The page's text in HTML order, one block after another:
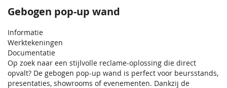
Gebogen pop-up wand
Informatie
Werktekeningen
Documentatie
Op zoek naar een stijlvolle reclame-oplossing die direct
opvalt? De gebogen pop-up wand is perfect voor beursstands,
presentaties, showrooms of evenementen. Dankzij de